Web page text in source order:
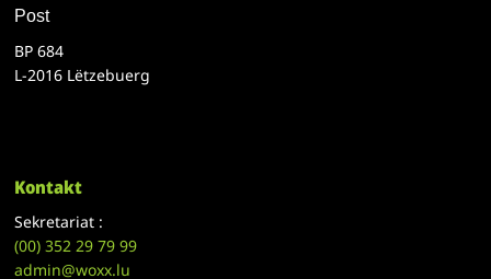
Post
BP 684
L-2016 Lëtzebuerg
Kontakt
Sekretariat :
(00)352 29 79 99
admin@woxx.lu